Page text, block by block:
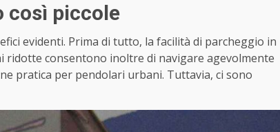
così piccole
evidenti. Prima di tutto, la facilità di parcheggio in
ridotte consentono inoltre di navigare agevolmente
pratica per pendolari urbani. Tuttavia, ci sono